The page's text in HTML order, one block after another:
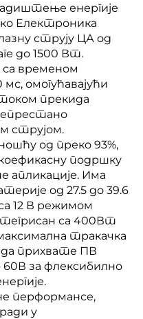
енергије
Електроника
струју ЦА од
до 1500 Вт.
временом
омогућавајући
прекида
струјом.
од преко 93%,
подршку
апликације. Има
од 27.5 до 39.6
12 В режимом
са 400Вт
тракачка
да прихвате ПВ
60В за флексибилно
перформансе,
у